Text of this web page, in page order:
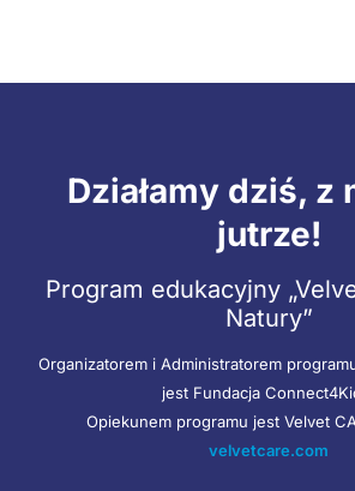
Działamy dziś, z
jutrze!
Program edukacyjny
Natury”
Organizatorem i Administratorem
jest Fundacja
Opiekunem programu jest Velvet
velvetcare.com